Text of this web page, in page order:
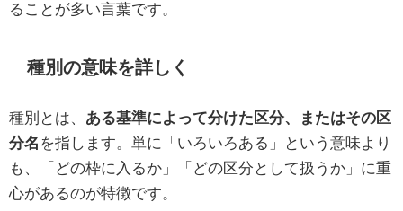
ることが多い言葉です。
種別の意味を詳しく
種別とは、 ある基準によって分けた区分、またはその区
分名 を指します。単に「いろいろある」という意味より
も、「どの枠に入るか」「どの区分として扱うか」に重
心があるのが特徴です。